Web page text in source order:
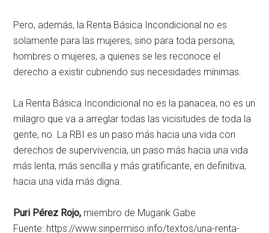
Pero, además, la Renta Básica Incondicional no es
solamente para las mujeres, sino para toda persona,
hombres o mujeres, a quienes se les reconoce el
derecho a existir cubriendo sus necesidades mínimas.
La Renta Básica Incondicional no es la panacea, no es un
milagro que va a arreglar todas las vicisitudes de toda la
gente, no. La RBI es un paso más hacia una vida con
derechos de supervivencia, un paso más hacia una vida
más lenta, más sencilla y más gratificante, en definitiva,
hacia una vida más digna.
Puri Pérez Rojo, miembro de Mugarik Gabe
Fuente: https://www.sinpermiso.info/textos/una-renta-